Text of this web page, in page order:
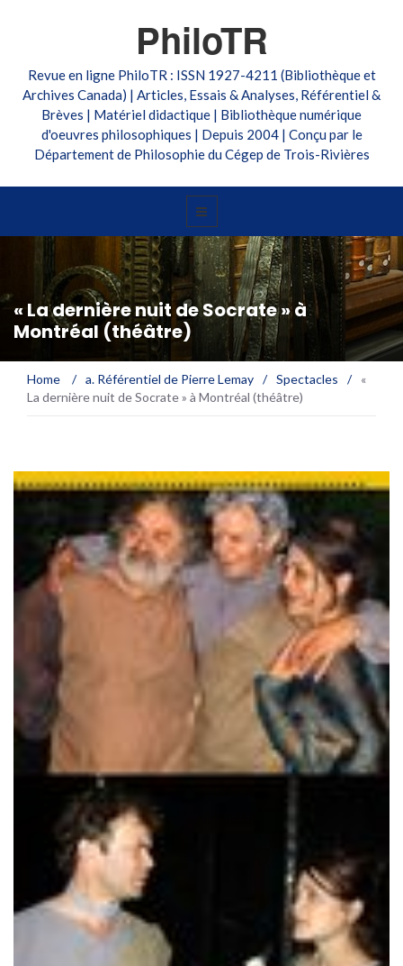
PhiloTR
Revue en ligne PhiloTR : ISSN 1927-4211 (Bibliothèque et
Archives Canada) | Articles, Essais & Analyses, Référentiel &
Brèves | Matériel didactique | Bibliothèque numérique
d'oeuvres philosophiques | Depuis 2004 | Conçu par le
Département de Philosophie du Cégep de Trois-Rivières
« La dernière nuit de Socrate » à
Montréal (théâtre)
Home / a. Référentiel de Pierre Lemay / Spectacles /
«
La dernière nuit de Socrate » à Montréal (théâtre)